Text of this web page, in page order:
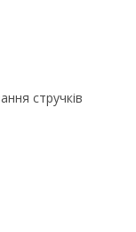
стручків